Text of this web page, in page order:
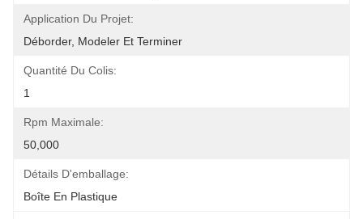
Application Du Projet:
Déborder, Modeler Et Terminer
Quantité Du Colis:
1
Rpm Maximale:
50,000
Détails D'emballage:
Boîte En Plastique